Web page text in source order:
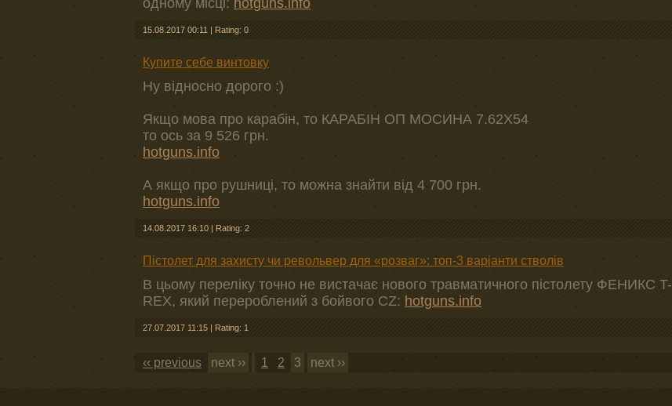
одному місці: hotguns.info
15.08.2017 00:11 | Rating: 0
Купите себе винтовку
Ну відносно дорого :)
Якщо мова про карабін, то КАРАБІН ОП МОСИНА 7.62Х54
то ось за 9 526 грн.
hotguns.info
А якщо про рушниці, то можна знайти від 4 700 грн.
hotguns.info
14.08.2017 16:10 | Rating: 2
Пістолет для захисту чи револьвер для «розваг»: топ-3 варіанти стволів
В цьому переліку точно не вистачає нового травматичного пістолету ФЕНИКС T-
REX, який перероблений з бойвого CZ: hotguns.info
27.07.2017 11:15 | Rating: 1
‹‹ previous next ›› 1 2 3 next ››